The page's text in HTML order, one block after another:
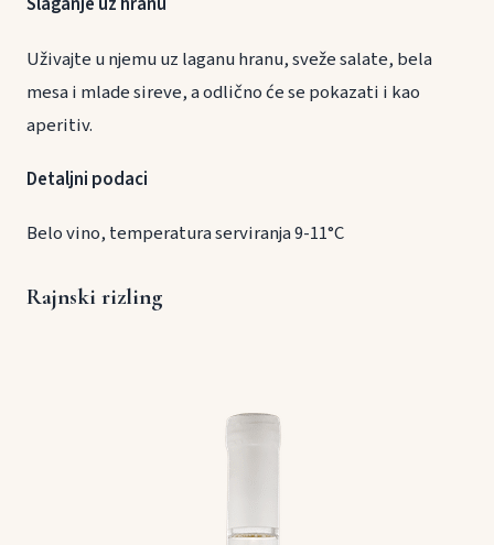
Uživajte u njemu uz laganu hranu, sveže salate, bela
mesa i mlade sireve, a odlično će se pokazati i kao
aperitiv.
Detaljni podaci
Belo vino, temperatura serviranja 9-11°C
Rajnski rizling